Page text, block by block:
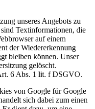
unseres Angebots zu
Textinformationen, die
auf einem
der Wiedererkennung
bleiben können. Unser
gelöscht.
6 Abs. 1 lit. f DSGVO.
von Google für Google
sich dabei zum einen